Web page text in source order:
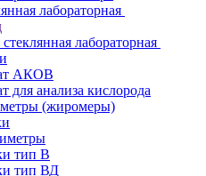
лабораторная
лабораторная
АКОВ
для анализа кислорода
(жиромеры)
тип В
тип ВД